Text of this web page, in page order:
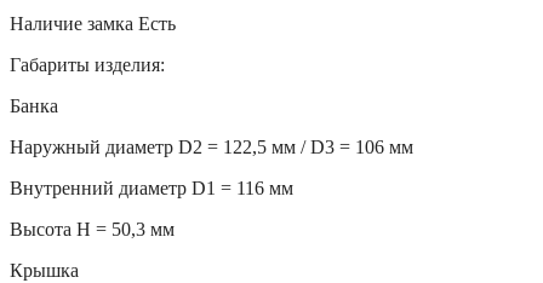
Наличие замка Есть
Габариты изделия:
Банка
Наружный диаметр D2 = 122,5 мм / D3 = 106 мм
Внутренний диаметр D1 = 116 мм
Высота H = 50,3 мм
Крышка